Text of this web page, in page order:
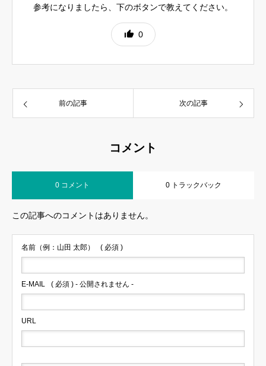
参考になりましたら、下のボタンで教えてください。
0
前の記事 次の記事
コメント
0 コメント 0 トラックバック
この記事へのコメントはありません。
名前（例：山田 太郎） ( 必須 )
E-MAIL ( 必須 ) - 公開されません -
URL